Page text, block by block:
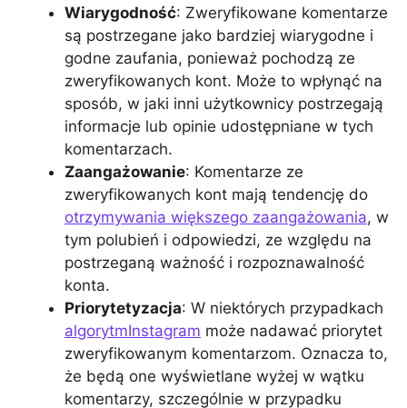
Wiarygodność: Zweryfikowane komentarze
są postrzegane jako bardziej wiarygodne i
godne zaufania, ponieważ pochodzą ze
zweryfikowanych kont. Może to wpłynąć na
sposób, w jaki inni użytkownicy postrzegają
informacje lub opinie udostępniane w tych
komentarzach.
Zaangażowanie: Komentarze ze
zweryfikowanych kont mają tendencję do
otrzymywania większego zaangażowania, w
tym polubień i odpowiedzi, ze względu na
postrzeganą ważność i rozpoznawalność
konta.
Priorytetyzacja: W niektórych przypadkach
algorytmInstagram może nadawać priorytet
zweryfikowanym komentarzom. Oznacza to,
że będą one wyświetlane wyżej w wątku
komentarzy, szczególnie w przypadku